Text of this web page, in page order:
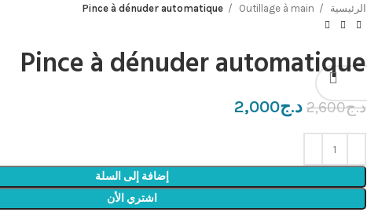
الرئيسية Outillage à main
Pince à dénuder automatique
Pince à dénuder automatique
د.ج2,600 د.ج2,000
إضافة إلى السلة
اشتري الأن